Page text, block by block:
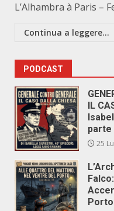
L’Alhambra à Paris –
Continua a leggere...
PODCAST
IL
parte
25